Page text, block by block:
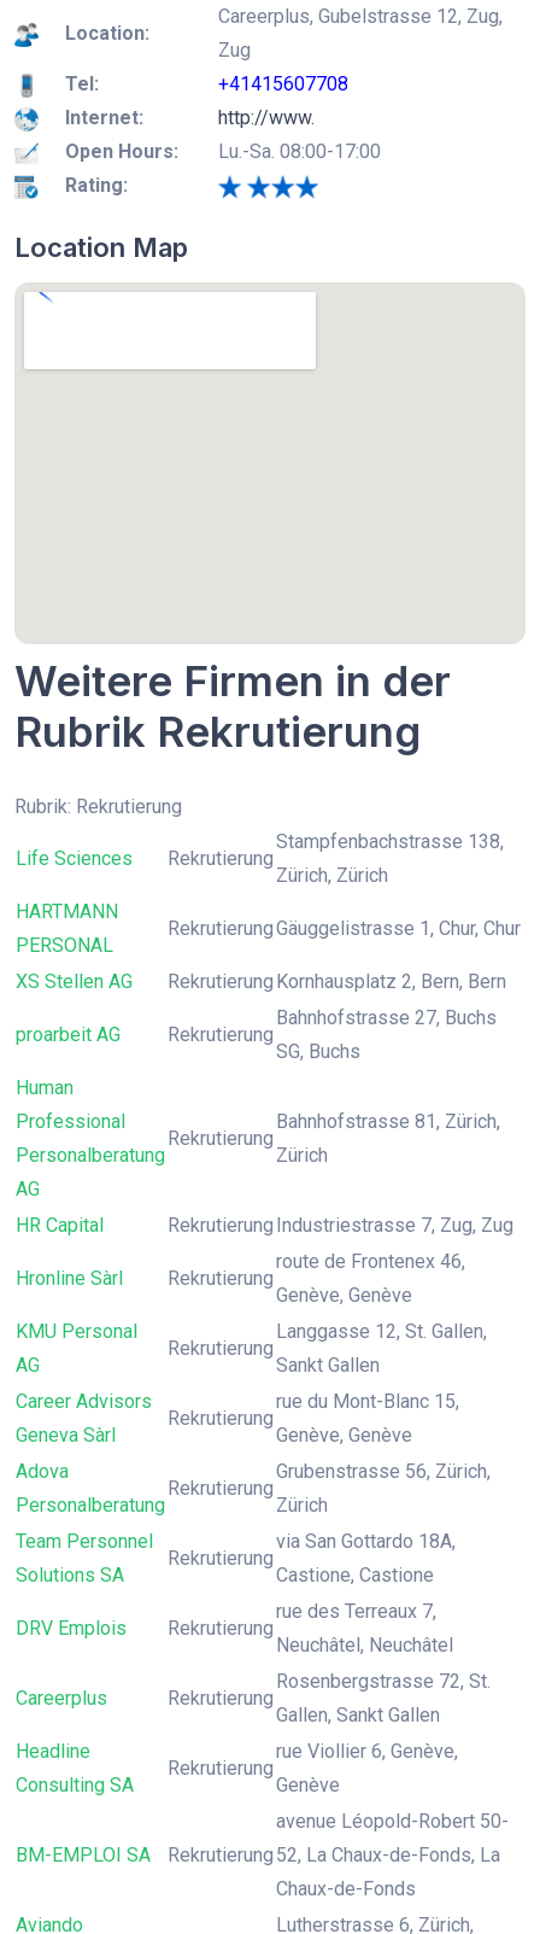
Location:
Careerplus, Gubelstrasse 12, Zug,
Zug
Tel:
+41415607708
Internet:
http://www.
Open Hours:
Lu.-Sa. 08:00-17:00
Rating:
Location Map
Weitere Firmen in der
Rubrik Rekrutierung
Rubrik: Rekrutierung
Life Sciences Rekrutierung
Stampfenbachstrasse 138,
Zürich, Zürich
HARTMANN
PERSONAL
RekrutierungGäuggelistrasse 1, Chur, Chur
XS Stellen AG Rekrutierung Kornhausplatz 2, Bern, Bern
proarbeit AG Rekrutierung
Bahnhofstrasse 27, Buchs
SG, Buchs
Human
Professional
Personalberatung
AG
Rekrutierung
Bahnhofstrasse 81, Zürich,
Zürich
HR Capital Rekrutierung Industriestrasse 7, Zug, Zug
Hronline Sàrl Rekrutierung
route de Frontenex 46,
Genève, Genève
KMU Personal
AG
Rekrutierung
Langgasse 12, St. Gallen,
Sankt Gallen
Career Advisors
Geneva Sàrl
Rekrutierung
rue du Mont-Blanc 15,
Genève, Genève
Adova
Personalberatung
Rekrutierung
Grubenstrasse 56, Zürich,
Zürich
Team Personnel
Solutions SA
Rekrutierung
via San Gottardo 18A,
Castione, Castione
DRV Emplois Rekrutierung
rue des Terreaux 7,
Neuchâtel, Neuchâtel
Careerplus Rekrutierung
Rosenbergstrasse 72, St.
Gallen, Sankt Gallen
Headline
Consulting SA
Rekrutierung
rue Viollier 6, Genève,
Genève
BM-EMPLOI SA Rekrutierung
avenue Léopold-Robert 50-
52, La Chaux-de-Fonds, La
Chaux-de-Fonds
Aviando
Lutherstrasse 6, Zürich,